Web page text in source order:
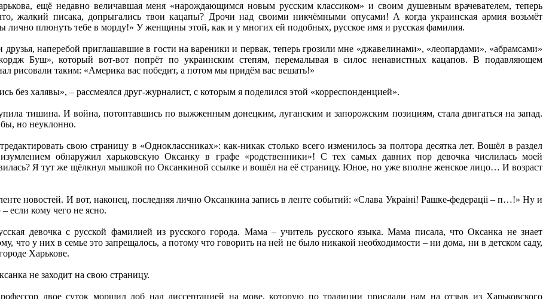
ещё недавно величавшая меня «нарождающимся новым русским классиком» и своим душевным врачевателем, теперь
жалкий писака, допрыгались твои кацапы? Дрочи над своими никчёмными опусами! А когда украинская армия возьмёт
лично плюнуть тебе в морду!» У женщины этой, как и у многих ей подобных, русское имя и русская фамилия.
наперебой приглашавшие в гости на вареники и первак, теперь грозили мне «джавелинами», «леопардами», «абрамсами»
Буш», который вот-вот попрёт по украинским степям, перемалывая в силос ненавистных кацапов. В подавляющем
рисовали таким: «Америка вас победит, а потом мы придём вас вешать!»
без халявы», – рассмеялся друг-журналист, с которым я поделился этой «корреспонденцией».
тишина. И война, потоптавшись по выжженным донецким, луганским и запорожским позициям, стала двигаться на запад.
но неуклонно.
свою страницу в «Одноклассниках»: как-никак столько всего изменилось за полтора десятка лет. Вошёл в раздел
обнаружил харьковскую Оксанку в графе «родственники»! С тех самых давних пор девочка числилась моей
Я тут же щёлкнул мышкой по Оксанкиной ссылке и вошёл на её страницу. Юное, но уже вполне женское лицо… И возраст
новостей. И вот, наконец, последняя лично Оксанкина запись в ленте событий: «Слава Украiнi! Рашке-федерацii – п…!» Ну и
если кому чего не ясно.
девочка с русской фамилией из русского города. Мама – учитель русского языка. Мама писала, что Оксанка не знает
что у них в семье это запрещалось, а потому что говорить на ней не было никакой необходимости – ни дома, ни в детском саду,
Харькове.
не заходит на свою страницу.
двое суток морщил лоб над диссертацией на мове, которую по традиции прислали нам на отзыв из Харьковского